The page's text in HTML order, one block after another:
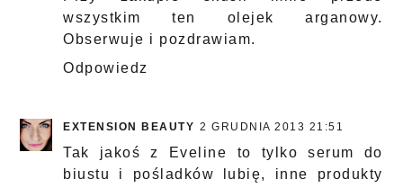
wszystkim ten olejek arganowy.
Obserwuje i pozdrawiam.
Odpowiedz
EXTENSION BEAUTY 2 GRUDNIA 2013 21:51
Tak jakoś z Eveline to tylko serum do
biustu i pośladków lubię, inne produkty